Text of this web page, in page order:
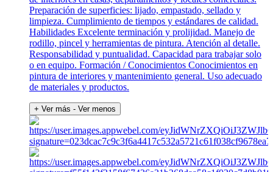
Preparación de superficies: lijado, empastado, sellado y
limpieza. Cumplimiento de tiempos y estándares de calidad.
Habilidades Excelente terminación y prolijidad. Manejo de
rodillo, pincel y herramientas de pintura. Atención al detalle.
Responsabilidad y puntualidad. Capacidad para trabajar solo
o en equipo. Formación / Conocimientos Conocimientos en
pintura de interiores y mantenimiento general. Uso adecuado
de materiales y productos.
+ Ver más - Ver menos